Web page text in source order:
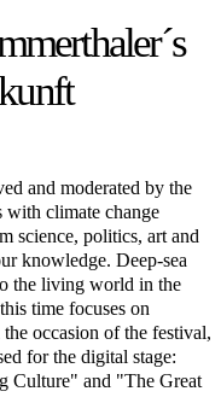
and moderated by the
with climate change
science, politics, art and
knowledge. Deep-sea
the living world in the
time focuses on
occasion of the festival,
for the digital stage:
Culture" and "The Great